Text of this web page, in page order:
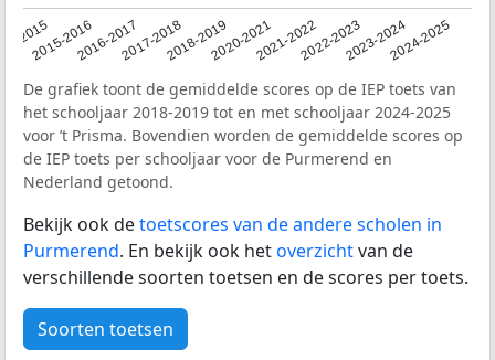
2015
2015-20162016-20172017-20182018-20192020-20212021-20222022-20232023-20242024-2025
De grafiek toont de gemiddelde scores op de IEP toets van
het schooljaar 2018-2019 tot en met schooljaar 2024-2025
voor ’t Prisma. Bovendien worden de gemiddelde scores op
de IEP toets per schooljaar voor de Purmerend en
Nederland getoond.
Bekijk ook detoetscores van de andere scholen in
Purmerend. En bekijk ook hetoverzichtvan de
verschillende soorten toetsen en de scores per toets.
Soorten toetsen